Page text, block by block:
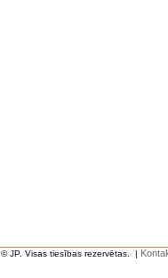
© JP. Visas tiesības rezervētas. |